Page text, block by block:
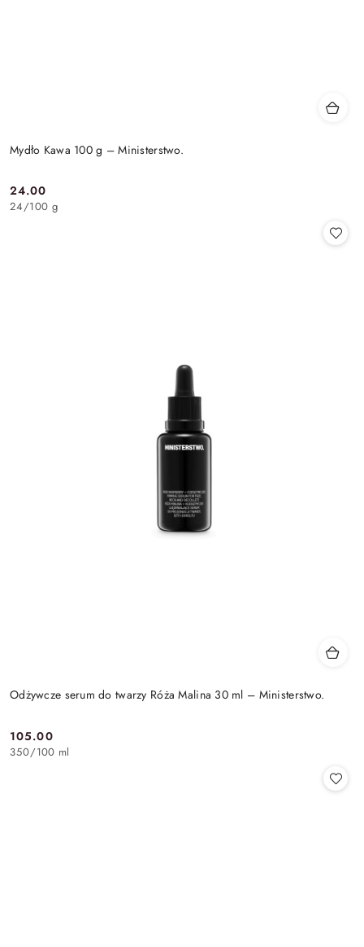
Mydło Kawa 100 g – Ministerstwo.
Cena:
24.00
24/100 g
Odżywcze serum do twarzy Róża Malina 30 ml – Ministerstwo.
Cena:
105.00
350/100 ml